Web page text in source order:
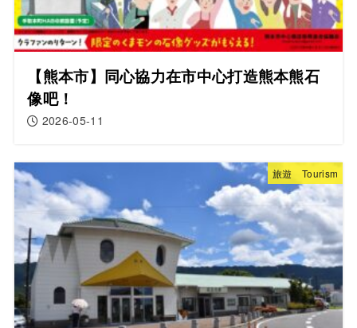
【熊本市】同心協力在市中心打造熊本熊石
像吧！
2026-05-11
旅遊 Tourism